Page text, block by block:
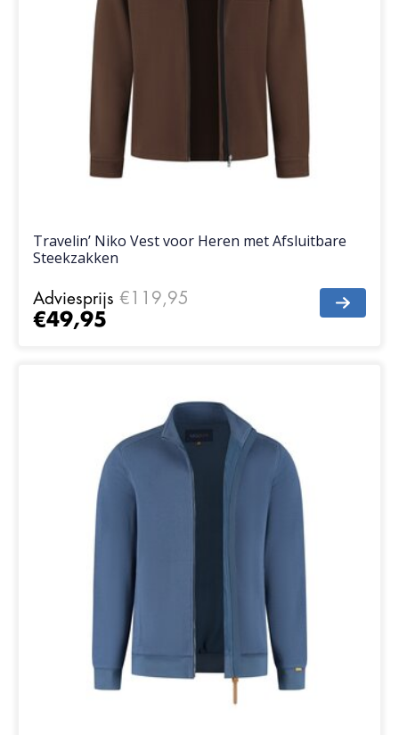
Travelin’ Niko Vest voor Heren met Afsluitbare
Steekzakken
Adviesprijs €119,95
€49,95